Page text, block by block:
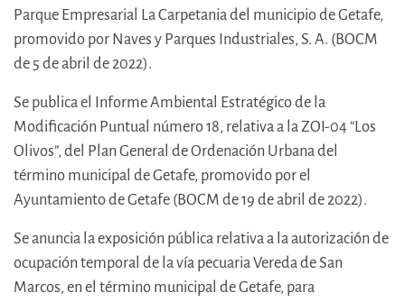
Parque Empresarial La Carpetania del municipio de Getafe,
promovido por Naves y Parques Industriales, S. A. (BOCM
de 5 de abril de 2022).
Se publica el Informe Ambiental Estratégico de la
Modificación Puntual número 18, relativa a la ZOI-04 “Los
Olivos”, del Plan General de Ordenación Urbana del
término municipal de Getafe, promovido por el
Ayuntamiento de Getafe (BOCM de 19 de abril de 2022).
Se anuncia la exposición pública relativa a la autorización de
ocupación temporal de la vía pecuaria Vereda de San
Marcos, en el término municipal de Getafe, para